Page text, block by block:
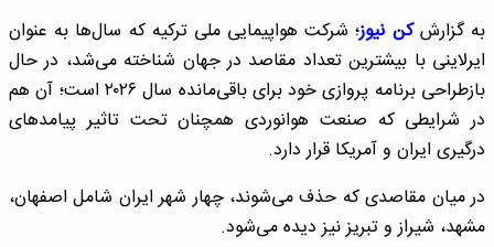
به گزارشکن نیوز؛ شرکت هواپیمایی ملی ترکیه که سال‌ها به عنوان
ایرلاینی با بیشترین تعداد مقاصد در جهان شناخته می‌شد، در حال
بازطراحی برنامه پروازی خود برای باقی‌مانده سال ۲۰۲۶ است؛ آن هم
در شرایطی که صنعت هوانوردی همچنان تحت تاثیر پیامدهای
درگیری ایران و آمریکا قرار دارد.
در میان مقاصدی که حذف می‌شوند، چهار شهر ایران شامل اصفهان،
مشهد، شیراز و تبریز نیز دیده می‌شود.